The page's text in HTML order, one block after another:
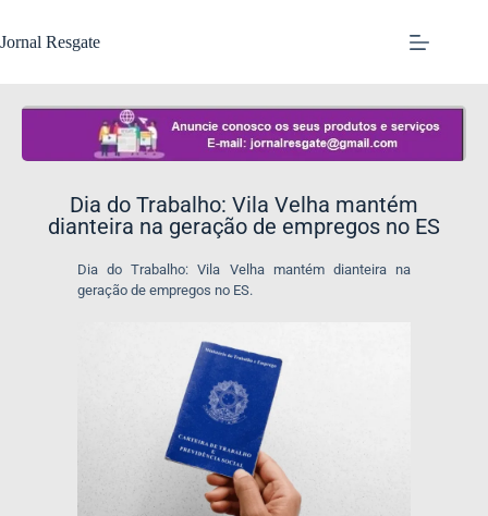
Jornal Resgate
Dia do Trabalho: Vila Velha mantém
dianteira na geração de empregos no ES
Dia do Trabalho: Vila Velha mantém dianteira na
geração de empregos no ES.